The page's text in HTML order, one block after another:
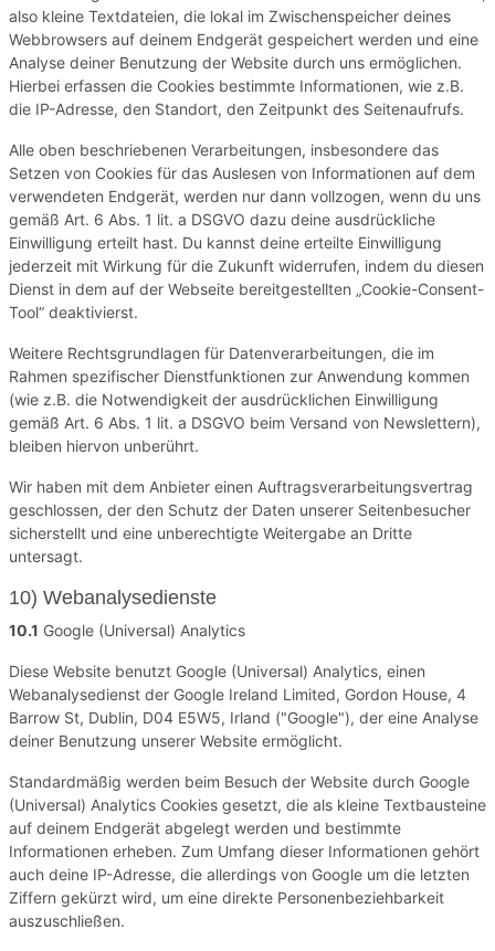
also kleine Textdateien, die lokal im Zwischenspeicher deines
Webbrowsers auf deinem Endgerät gespeichert werden und eine
Analyse deiner Benutzung der Website durch uns ermöglichen.
Hierbei erfassen die Cookies bestimmte Informationen, wie z.B.
die IP-Adresse, den Standort, den Zeitpunkt des Seitenaufrufs.
Alle oben beschriebenen Verarbeitungen, insbesondere das
Setzen von Cookies für das Auslesen von Informationen auf dem
verwendeten Endgerät, werden nur dann vollzogen, wenn du uns
gemäß Art. 6 Abs. 1 lit. a DSGVO dazu deine ausdrückliche
Einwilligung erteilt hast. Du kannst deine erteilte Einwilligung
jederzeit mit Wirkung für die Zukunft widerrufen, indem du diesen
Dienst in dem auf der Webseite bereitgestellten „Cookie-Consent-
Tool“ deaktivierst.
Weitere Rechtsgrundlagen für Datenverarbeitungen, die im
Rahmen spezifischer Dienstfunktionen zur Anwendung kommen
(wie z.B. die Notwendigkeit der ausdrücklichen Einwilligung
gemäß Art. 6 Abs. 1 lit. a DSGVO beim Versand von Newslettern),
bleiben hiervon unberührt.
Wir haben mit dem Anbieter einen Auftragsverarbeitungsvertrag
geschlossen, der den Schutz der Daten unserer Seitenbesucher
sicherstellt und eine unberechtigte Weitergabe an Dritte
untersagt.
10) Webanalysedienste
10.1 Google (Universal) Analytics
Diese Website benutzt Google (Universal) Analytics, einen
Webanalysedienst der Google Ireland Limited, Gordon House, 4
Barrow St, Dublin, D04 E5W5, Irland ("Google"), der eine Analyse
deiner Benutzung unserer Website ermöglicht.
Standardmäßig werden beim Besuch der Website durch Google
(Universal) Analytics Cookies gesetzt, die als kleine Textbausteine
auf deinem Endgerät abgelegt werden und bestimmte
Informationen erheben. Zum Umfang dieser Informationen gehört
auch deine IP-Adresse, die allerdings von Google um die letzten
Ziffern gekürzt wird, um eine direkte Personenbeziehbarkeit
auszuschließen.